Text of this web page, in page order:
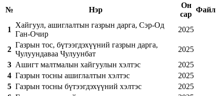
№
Нэр
Он
сар
Файл
1
Хайгуул, ашиглалтын газрын дарга, Сэр-Од
Ган-Очир
2025
2
Газрын тос, бүтээгдэхүүний газрын дарга,
Чулуундаваа Чулуунбат
2025
3 Ашигт малтмалын хайгуулын хэлтэс
2025
4 Газрын тосны ашиглалтын хэлтэс
2025
5 Газрын тосны бүтээгдэхүүний хэлтэс
2025